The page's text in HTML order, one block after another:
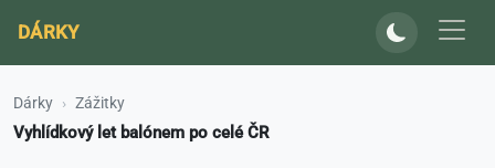
DÁRKY
Dárky Zážitky
Vyhlídkový let balónem po celé ČR